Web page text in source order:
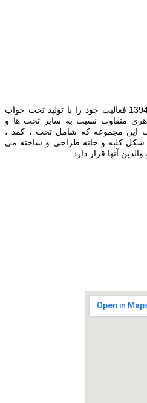
گروه تولیدی کلبه تخت در سال 1394 فعالیت خود را با تولید تخت خواب
متفاوت نسبت به سایر تخت ها و
این مجموعه که شامل تخت ، کمد ،
شکل کلبه و خانه طراحی و ساخته می
آنها قرار دارد .